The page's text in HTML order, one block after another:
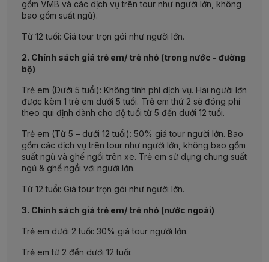
gồm VMB và các dịch vụ trên tour như người lớn, không
bao gồm suất ngủ).
Từ 12 tuổi: Giá tour trọn gói như người lớn.
2. Chính sách giá trẻ em/ trẻ nhỏ (trong nước - đường
bộ)
Trẻ em (Dưới 5 tuổi): Không tính phí dịch vụ. Hai người lớn
được kèm 1 trẻ em dưới 5 tuổi. Trẻ em thứ 2 sẽ đóng phí
theo qui định dành cho độ tuổi từ 5 đến dưới 12 tuổi.
Trẻ em (Từ 5 – dưới 12 tuổi): 50% giá tour người lớn. Bao
gồm các dịch vụ trên tour như người lớn, không bao gồm
suất ngủ và ghế ngồi trên xe. Trẻ em sử dụng chung suất
ngủ & ghế ngồi với người lớn.
Từ 12 tuổi: Giá tour trọn gói như người lớn.
3. Chính sách giá trẻ em/ trẻ nhỏ (nước ngoài)
Trẻ em dưới 2 tuổi: 30% giá tour người lớn.
Trẻ em từ 2 đến dưới 12 tuổi: